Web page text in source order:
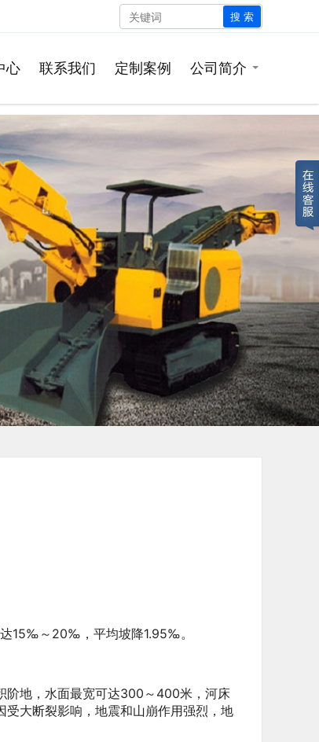
搜 索
心 联系我们 定制案例 公司简介
达15‰～20‰，平均坡降1.95‰。
阶地，水面最宽可达300～400米，河床
大断裂影响，地震和山崩作用强烈，地